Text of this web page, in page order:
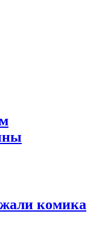
комика